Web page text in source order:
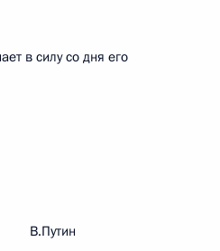
в силу со дня его